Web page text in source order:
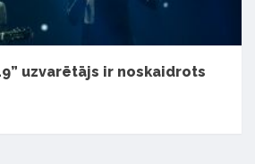
uzvarētājs ir noskaidrots